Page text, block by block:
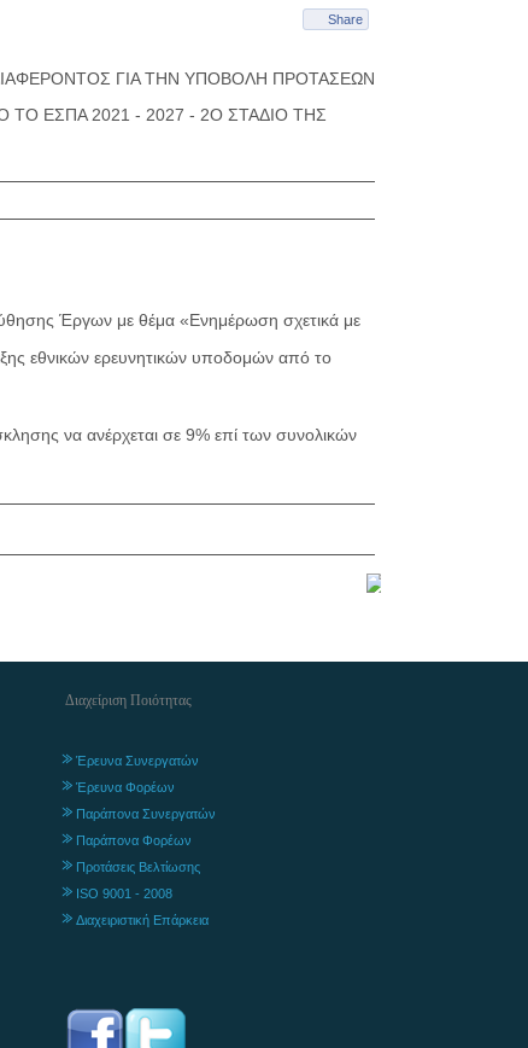
Share
ΓΙΑ ΤΗΝ ΥΠΟΒΟΛΗ ΠΡΟΤΑΣΕΩΝ
ΕΣΠΑ 2021 - 2027 - 2Ο ΣΤΑΔΙΟ ΤΗΣ
Έργων με θέμα «Ενημέρωση σχετικά με
εθνικών ερευνητικών υποδομών από το
να ανέρχεται σε 9% επί των συνολικών
Διαχείριση Ποιότητας
Έρευνα Συνεργατών
Έρευνα Φορέων
Παράπονα Συνεργατών
Παράπονα Φορέων
Προτάσεις Βελτίωσης
ISO 9001 - 2008
Διαχειριστική Επάρκεια